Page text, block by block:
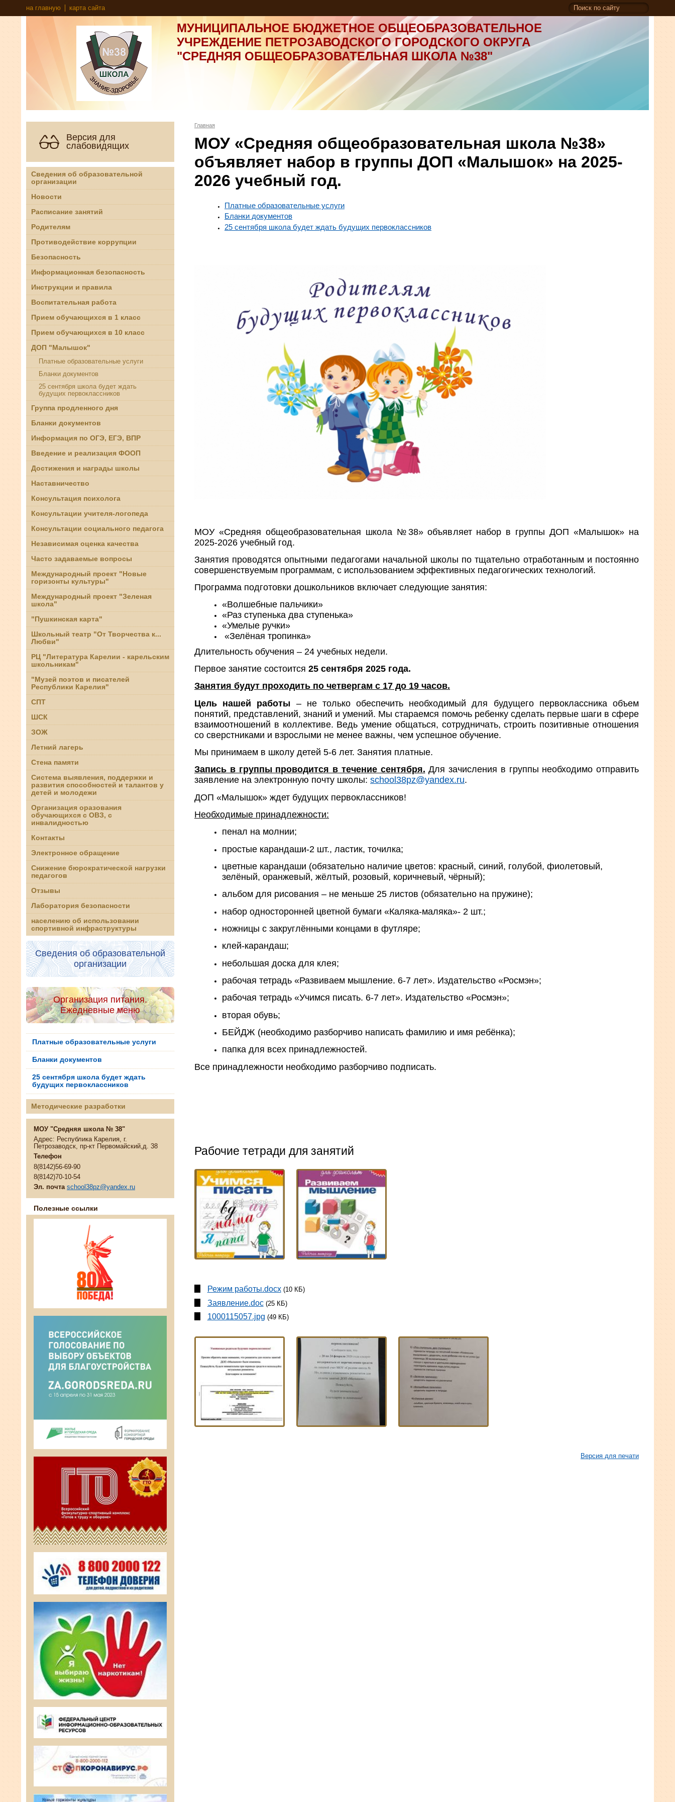
на главную карта сайта
МУНИЦИПАЛЬНОЕ БЮДЖЕТНОЕ ОБЩЕОБРАЗОВАТЕЛЬНОЕ
УЧРЕЖДЕНИЕ ПЕТРОЗАВОДСКОГО ГОРОДСКОГО ОКРУГА
"СРЕДНЯЯ ОБЩЕОБРАЗОВАТЕЛЬНАЯ ШКОЛА №38"
Версия для
слабовидящих
Сведения об образовательной
организации
Новости
Расписание занятий
Родителям
Противодействие коррупции
Безопасность
Информационная безопасность
Инструкции и правила
Воспитательная работа
Прием обучающихся в 1 класс
Прием обучающихся в 10 класс
ДОП "Малышок"
Платные образовательные услуги
Бланки документов
25 сентября школа будет ждать
будущих первоклассников
Группа продленного дня
Бланки документов
Информация по ОГЭ, ЕГЭ, ВПР
Введение и реализация ФООП
Достижения и награды школы
Наставничество
Консультация психолога
Консультации учителя-логопеда
Консультации социального педагога
Независимая оценка качества
Часто задаваемые вопросы
Международный проект "Новые
горизонты культуры"
Международный проект "Зеленая
школа"
"Пушкинская карта"
Школьный театр "От Творчества к...
Любви"
РЦ "Литература Карелии - карельским
школьникам"
"Музей поэтов и писателей
Республики Карелия"
СПТ
ШСК
ЗОЖ
Летний лагерь
Стена памяти
Система выявления, поддержки и
развития способностей и талантов у
детей и молодежи
Организация оразования
обучающихся с ОВЗ, с
инвалидностью
Контакты
Электронное обращение
Снижение бюрократической нагрузки
педагогов
Отзывы
Лаборатория безопасности
населению об использовании
спортивной инфраструктуры
Сведения об образовательной
организации
Организация питания.
Ежедневные меню
Платные образовательные услуги
Бланки документов
25 сентября школа будет ждать
будущих первоклассников
Методические разработки
МОУ "Средняя школа № 38"
Адрес: Республика Карелия, г.
Петрозаводск, пр-кт Первомайский,д. 38
Телефон
8(8142)56-69-90
8(8142)70-10-54
Эл. почта school38pz@yandex.ru
Полезные ссылки
Главная
МОУ «Средняя общеобразовательная школа №38»
объявляет набор в группы ДОП «Малышок» на 2025-
2026 учебный год.
Платные образовательные услуги
Бланки документов
25 сентября школа будет ждать будущих первоклассников
МОУ «Средняя общеобразовательная школа №38» объявляет набор в группы ДОП «Малышок» на
2025-2026 учебный год.
Занятия проводятся опытными педагогами начальной школы по тщательно отработанным и постоянно
совершенствуемым программам, с использованием эффективных педагогических технологий.
Программа подготовки дошкольников включает следующие занятия:
«Волшебные пальчики»
«Раз ступенька два ступенька»
«Умелые ручки»
«Зелёная тропинка»
Длительность обучения – 24 учебных недели.
Первое занятие состоится 25 сентября 2025 года.
Занятия будут проходить по четвергам с 17 до 19 часов.
Цель нашей работы – не только обеспечить необходимый для будущего первоклассника объем
понятий, представлений, знаний и умений. Мы стараемся помочь ребенку сделать первые шаги в сфере
взаимоотношений в коллективе. Ведь умение общаться, сотрудничать, строить позитивные отношения
со сверстниками и взрослыми не менее важны, чем успешное обучение.
Мы принимаем в школу детей 5-6 лет. Занятия платные.
Запись в группы проводится в течение сентября. Для зачисления в группы необходимо отправить
заявление на электронную почту школы: school38pz@yandex.ru.
ДОП «Малышок» ждет будущих первоклассников!
Необходимые принадлежности:
пенал на молнии;
простые карандаши-2 шт., ластик, точилка;
цветные карандаши (обязательно наличие цветов: красный, синий, голубой, фиолетовый,
зелёный, оранжевый, жёлтый, розовый, коричневый, чёрный);
альбом для рисования – не меньше 25 листов (обязательно на пружине);
набор односторонней цветной бумаги «Каляка-маляка»- 2 шт.;
ножницы с закруглёнными концами в футляре;
клей-карандаш;
небольшая доска для клея;
рабочая тетрадь «Развиваем мышление. 6-7 лет». Издательство «Росмэн»;
рабочая тетрадь «Учимся писать. 6-7 лет». Издательство «Росмэн»;
вторая обувь;
БЕЙДЖ (необходимо разборчиво написать фамилию и имя ребёнка);
папка для всех принадлежностей.
Все принадлежности необходимо разборчиво подписать.
Рабочие тетради для занятий
Режим работы.docx (10 КБ)
Заявление.doc (25 КБ)
1000115057.jpg (49 КБ)
Версия для печати